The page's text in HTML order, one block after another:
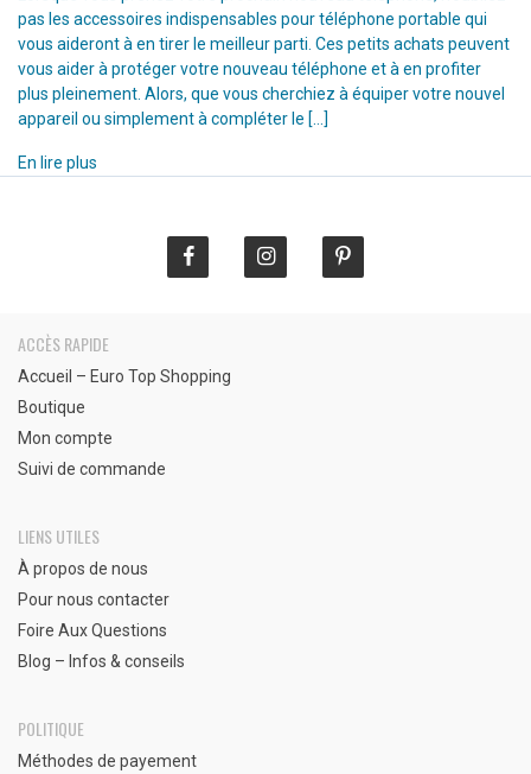
pas les accessoires indispensables pour téléphone portable qui
vous aideront à en tirer le meilleur parti. Ces petits achats peuvent
vous aider à protéger votre nouveau téléphone et à en profiter
plus pleinement. Alors, que vous cherchiez à équiper votre nouvel
appareil ou simplement à compléter le […]
En lire plus
ACCÈS RAPIDE
Accueil – Euro Top Shopping
Boutique
Mon compte
Suivi de commande
LIENS UTILES
À propos de nous
Pour nous contacter
Foire Aux Questions
Blog – Infos & conseils
POLITIQUE
Méthodes de payement